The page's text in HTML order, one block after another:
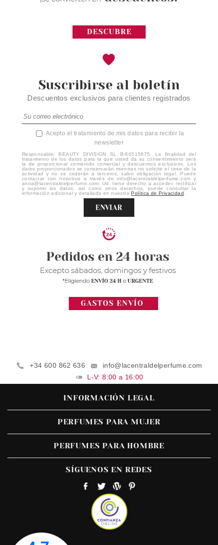
Suscribirse al boletín
Descuentos exclusivos para clientes registrados
Acepto el tratamiento de mis datos para recibir la
newsletter
Responsable: BEAUTY DIVISION SL B-66515875. La finalidad del
tratamiento de los datos para la que usted da su consentimiento será
la de proporcionar contenido comercial y descuentos exclusivos. Los
datos proporcionados se conservarán mientras no solicite el cese de la
actividad y no se cederán a terceros, salvo obligación legal. Puede
contactar con nosotros a través de info@lacentraldelperfume.com y
anna@lacentraldelperfume.com. Ud. tiene derecho a acceder, rectificar
y suprimir los datos, así como otros derechos, puede consultar la
información adicional y detallada en nuestraPolítica de Privacidad
ENVIAR
+34 600 862 636
info@lacentraldelperfume.com
L-V: 8:00 a 16:00
INFORMACIÓN LEGAL
PERFUMES PARA MUJER
PERFUMES PARA HOMBRE
SÍGUENOS EN REDES